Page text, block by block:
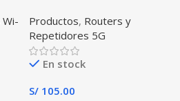
Productos, Routers y
Repetidores 5G
En stock
S/ 105.00